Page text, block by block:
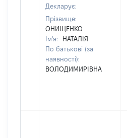
Декларує:
Прізвище:
ОНИЩЕНКО
Ім'я:
НАТАЛІЯ
По батькові (за
наявності):
ВОЛОДИМИРІВНА